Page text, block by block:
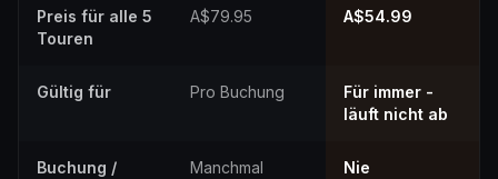
Preis für alle 5
Touren
A$79.95 A$54.99
Gültig für Pro Buchung
Für immer -
läuft nicht ab
Buchung /
Manchmal Nie